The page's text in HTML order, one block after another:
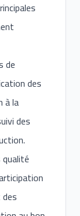
de
des
à la
des
qualité